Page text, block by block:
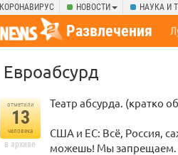
КОРОНАВИРУС НОВОСТИ НАУКА И
Развлечения
Евроабсурд
отметили
13
человека
в архиве
Театр абсурда. (кратко
США и ЕС: Всё, Россия,
можешь! Мы запрещаем.